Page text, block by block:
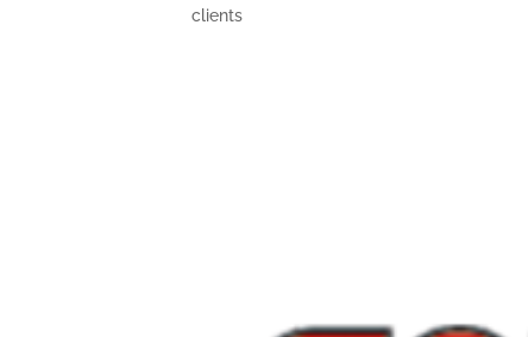
clients